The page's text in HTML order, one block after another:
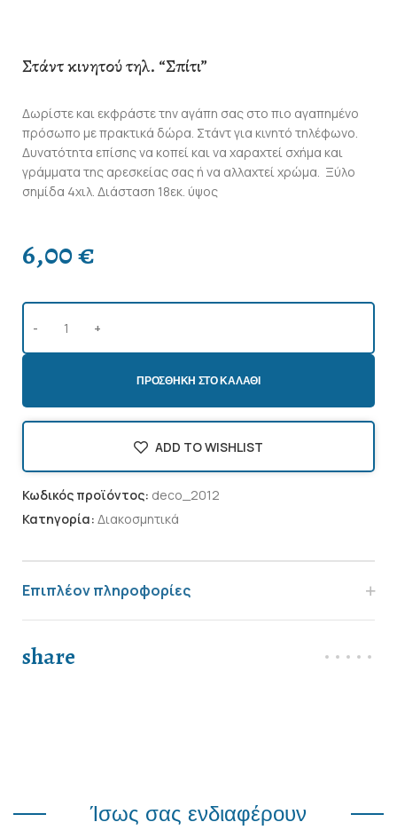
Στάντ κινητού τηλ. “Σπίτι”
Δωρίστε και εκφράστε την αγάπη σας στο πιο αγαπημένο
πρόσωπο με πρακτικά δώρα. Στάντ για κινητό τηλέφωνο.
Δυνατότητα επίσης να κοπεί και να χαραχτεί σχήμα και
γράμματα της αρεσκείας σας ή να αλλαχτεί χρώμα. Ξύλο
σημίδα 4χιλ. Διάσταση 18εκ. ύψος
6,00€
ΠΡΟΣΘΉΚΗ ΣΤΟ ΚΑΛΆΘΙ
ADD TO WISHLIST
Κωδικός προϊόντος: deco_2012
Κατηγορία: Διακοσμητικά
Επιπλέον πληροφορίες
share
Ίσως σας ενδιαφέρουν